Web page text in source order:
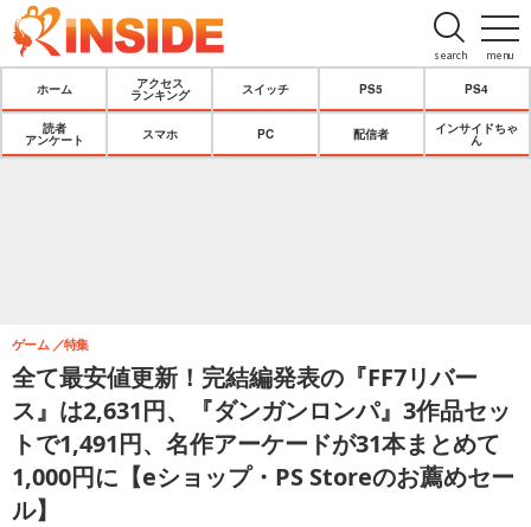
menu
search
ホーム
アクセス
ランキング
スイッチ PS5 PS4
読者
アンケート
スマホ PC 配信者
インサイドちゃ
ん
全て最安値更新！完結編発表の『FF7リバー
ス』は2,631円、『ダンガンロンパ』3作品セッ
トで1,491円、名作アーケードが31本まとめて
1,000円に【eショップ・PS Storeのお薦めセー
ル】
ゲーム 特集